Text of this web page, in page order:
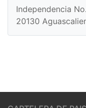
Independencia
20130